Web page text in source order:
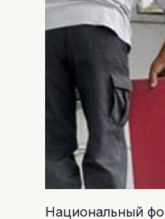
Национальный